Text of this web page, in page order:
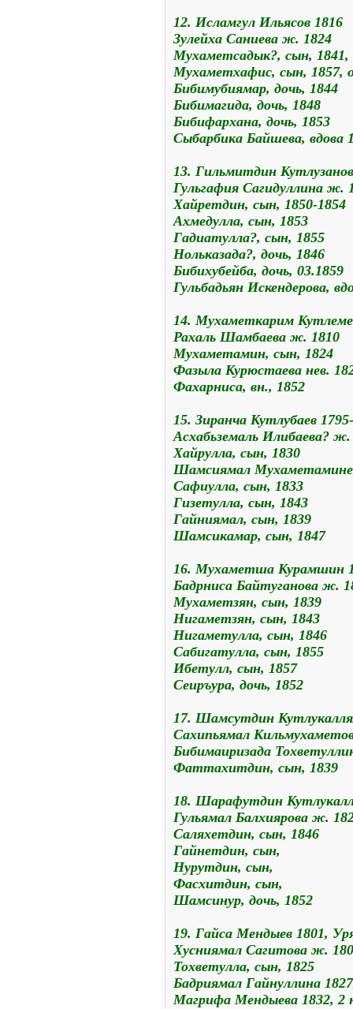
12. Исламгул Ильясов 1816
Зулейха Саниева ж. 1824
Мухаметсадык?, сын,
Мухаметхафис, сын,
Бибимубиямар, дочь, 1844
Бибимагида, дочь, 1848
Бибифархана, дочь, 1853
Сыбарбика Байшева, вдова
13. Гильмитдин
Гульгафия Сагидуллина ж.
Хайретдин, сын, 1850-1854
Ахмедулла, сын, 1853
Гадиатулла?, сын, 1855
Нольказада?, дочь, 1846
Бибихубейба, дочь, 03.1859
Гульбадьян Искендерова,
14. Мухаметкарим
Рахаль Шамбаева ж. 1810
Мухаметамин, сын, 1824
Фазыла Курюстаева нев.
Фахарниса, вн., 1852
15. Зиранча Кутлубаев
Асхабьземаль Илибаева? ж.
Хайрулла, сын, 1830
Шамсиямал
Сафиулла, сын, 1833
Гизетулла, сын, 1843
Гайниямал, сын, 1839
Шамсикамар, сын, 1847
16. Мухаметша Курамшин
Бадрниса Байтуганова ж.
Мухаметзян, сын, 1839
Нигаметзян, сын, 1843
Нигаметулла, сын, 1846
Сабигатулла, сын, 1855
Ибетулл, сын, 1857
Сеиръура, дочь, 1852
17. Шамсутдин
Сахипьямал
Бибимаиризада
Фаттахитдин, сын, 1839
18. Шарафутдин
Гульямал Балхиярова ж.
Саляхетдин, сын, 1846
Гайнетдин, сын,
Нурутдин, сын,
Фасхитдин, сын,
Шамсинур, дочь, 1852
19. Гайса Мендыев 1801,
Хусниямал Сагитова ж.
Тохветулла, сын, 1825
Бадриямал Гайнуллина
Магрифа Мендыева 1832, 2